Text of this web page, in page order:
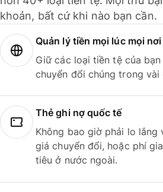
khoản, bất cứ khi nào bạn cần.
Quản lý tiền mọi lúc mọi
Giữ các loại tiền tệ của
chuyển đổi chúng trong vài
Thẻ ghi nợ quốc tế
Không bao giờ phải lo lắng
giá chuyển đổi, hoặc phí
tiêu ở nước ngoài.